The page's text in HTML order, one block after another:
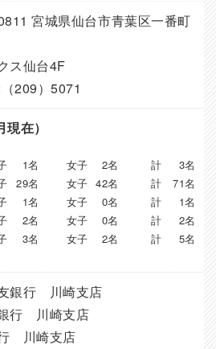
宮城県仙台市青葉区一番町
ス仙台4F
209）5071
在）
1名 女子 2名 計
3名
29名 女子 42名 計
71名
1名 女子 0名 計
1名
2名 女子 0名 計
2名
3名 女子 2名 計 5名
銀行 川崎支店
行 川崎支店
川崎支店